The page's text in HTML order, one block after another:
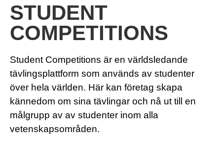
STUDENT
COMPETITIONS
Student Competitions är en världsledande
tävlingsplattform som används av studenter
över hela världen. Här kan företag skapa
kännedom om sina tävlingar och nå ut till en
målgrupp av av studenter inom alla
vetenskapsområden.